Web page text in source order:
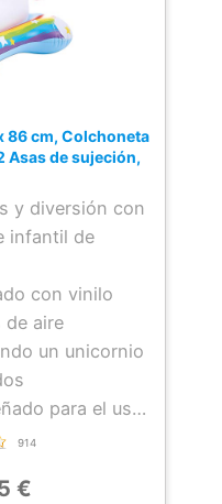
86 cm, Colchoneta
Asas de sujeción,
y diversión con
infantil de
con vinilo
de aire
un unicornio
para el uso
914
€